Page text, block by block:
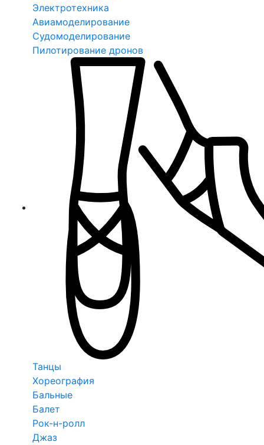
Электротехника
Авиамоделирование
Судомоделирование
Пилотирование дронов
Танцы
Хореография
Бальные
Балет
Рок-н-ролл
Джаз